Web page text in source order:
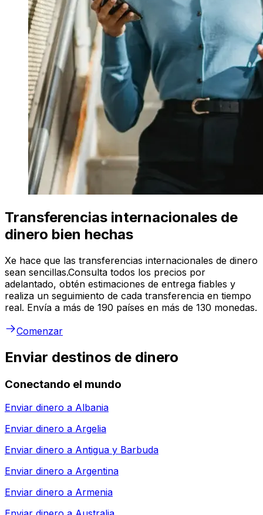
Transferencias internacionales de
dinero bien hechas
Xe hace que las transferencias internacionales de dinero
sean sencillas.Consulta todos los precios por
adelantado, obtén estimaciones de entrega fiables y
realiza un seguimiento de cada transferencia en tiempo
real. Envía a más de 190 países en más de 130 monedas.
Comenzar
Enviar destinos de dinero
Conectando el mundo
Enviar dinero a Albania
Enviar dinero a Argelia
Enviar dinero a Antigua y Barbuda
Enviar dinero a Argentina
Enviar dinero a Armenia